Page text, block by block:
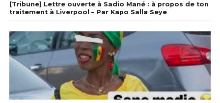
[Tribune] Lettre ouverte à Sadio Mané : à propos de ton
traitement à Liverpool – Par Kapo Salla Seye